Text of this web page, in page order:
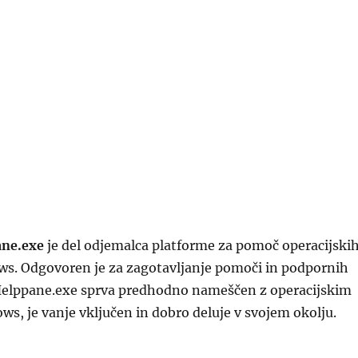
je del odjemalca platforme za pomoč
Odgovoren je za zagotavljanje pomoči in podpornih
sprva predhodno nameščen z operacijskim
je vanje vključen in dobro deluje v svojem okolju.